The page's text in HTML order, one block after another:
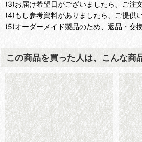
(3)お届け希望日がございましたら、ご注
(4)もし参考資料がありましたら、ご提供
(5)オーダーメイド製品のため、返品・交
この商品を買った人は、こんな商